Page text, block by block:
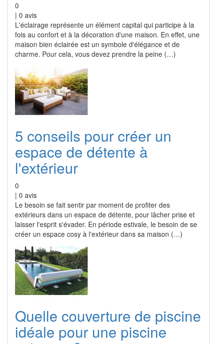
0
| 0 avis
L'éclairage représente un élément capital qui participe à la
fois au confort et à la décoration d'une maison. En effet, une
maison bien éclairée est un symbole d'élégance et de
charme. Pour cela, vous devez prendre la peine (…)
5 conseils pour créer un
espace de détente à
l'extérieur
0
| 0 avis
Le besoin se fait sentir par moment de profiter des
extérieurs dans un espace de détente, pour lâcher prise et
laisser l'esprit s'évader. En période estivale, le besoin de se
créer un espace cosy à l'extérieur dans sa maison (…)
Quelle couverture de piscine
idéale pour une piscine